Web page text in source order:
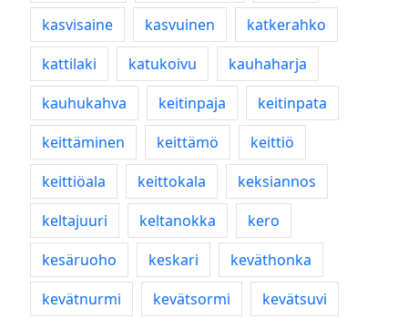
kasvisaine
kasvuinen
katkerahko
kattilaki
katukoivu
kauhaharja
kauhukahva
keitinpaja
keitinpata
keittäminen
keittämö
keittiö
keittiöala
keittokala
keksiannos
keltajuuri
keltanokka
kero
kesäruoho
keskari
keväthonka
kevätnurmi
kevätsormi
kevätsuvi